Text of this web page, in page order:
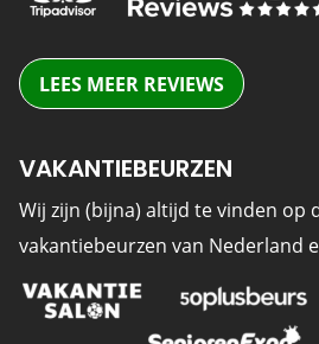
LEES MEER REVIEWS
VAKANTIEBEURZEN
Wij zijn (bijna) altijd te vinden op
vakantiebeurzen van Nederland